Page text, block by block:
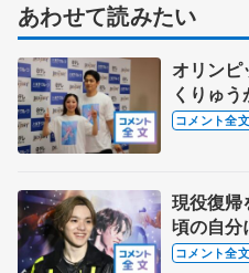
あわせて読みたい
オリンピ
くりゅ
みたいな
コメント全文
現役復帰
頃の自
ちが望
コメント全文